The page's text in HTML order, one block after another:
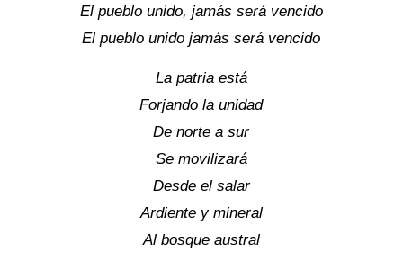
El pueblo unido, jamás será vencido
El pueblo unido jamás será vencido
La patria está
Forjando la unidad
De norte a sur
Se movilizará
Desde el salar
Ardiente y mineral
Al bosque austral